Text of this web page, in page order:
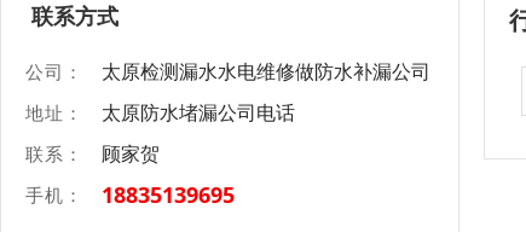
联系方式
公司： 太原检测漏水水电维修做防水补漏公司
地址： 太原防水堵漏公司电话
联系： 顾家贺
手机： 18835139695